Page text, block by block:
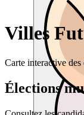
Villes
Carte interactive des
Élections